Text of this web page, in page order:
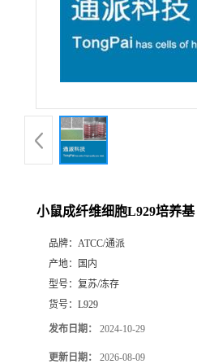
小鼠成纤维细胞L929培养
品牌： ATCC/通派
产地：
国内
型号： 复苏/冻存
货号： L929
发布日期： 2024-10-29
更新日期： 2026-08-09